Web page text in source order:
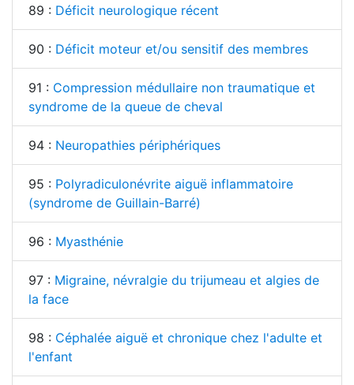
89 : Déficit neurologique récent
90 : Déficit moteur et/ou sensitif des membres
91 : Compression médullaire non traumatique et
syndrome de la queue de cheval
94 : Neuropathies périphériques
95 : Polyradiculonévrite aiguë inflammatoire
(syndrome de Guillain-Barré)
96 : Myasthénie
97 : Migraine, névralgie du trijumeau et algies de
la face
98 : Céphalée aiguë et chronique chez l'adulte et
l'enfant